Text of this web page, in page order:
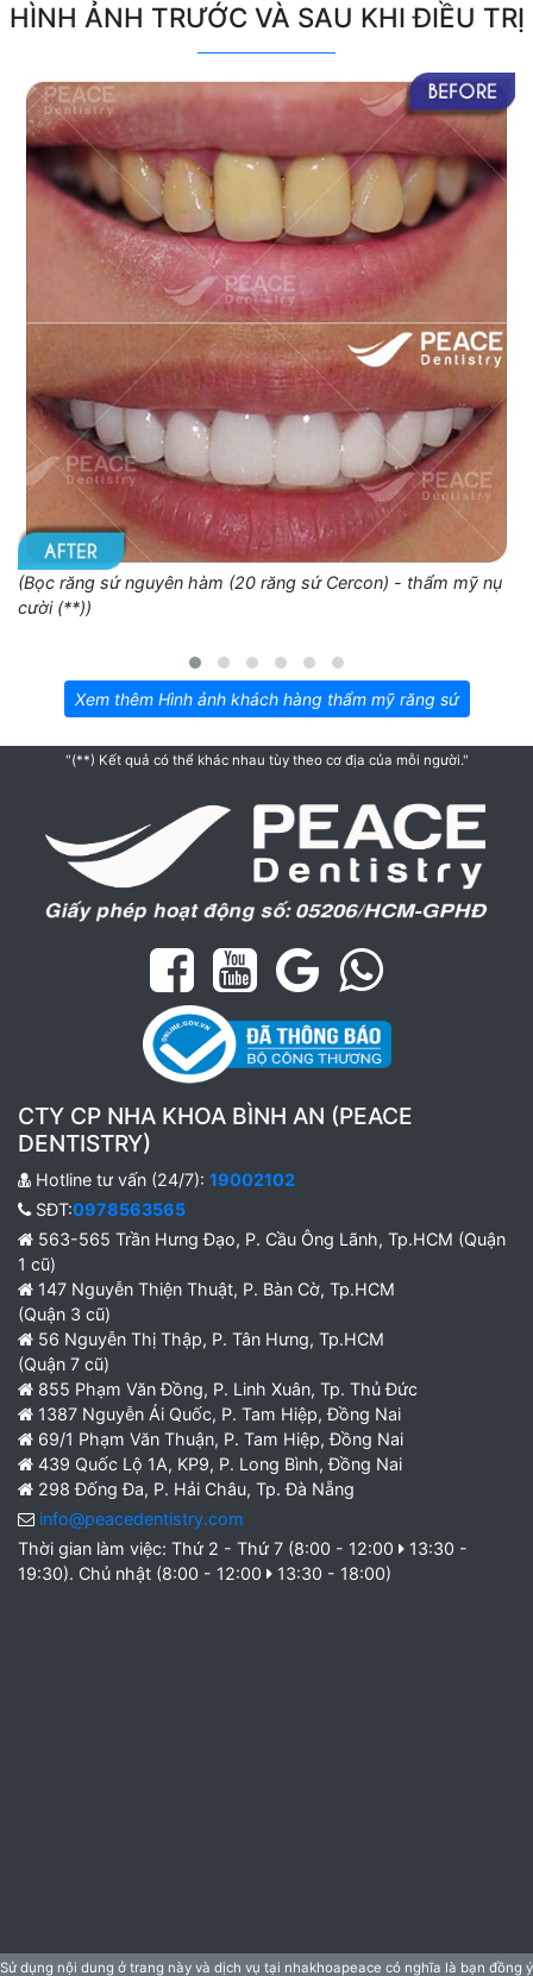
HÌNH ẢNH TRƯỚC VÀ SAU KHI ĐIỀU TRỊ
(Bọc răng sứ nguyên hàm (20 răng sứ Cercon) - thẩm mỹ nụ
cười (**))
Xem thêm Hình ảnh khách hàng thẩm mỹ răng sứ
"(**) Kết quả có thể khác nhau tùy theo cơ địa của mỗi người."
CTY CP NHA KHOA BÌNH AN (PEACE
DENTISTRY)
Hotline tư vấn (24/7): 19002102
SĐT:0978563565
563-565 Trần Hưng Đạo, P. Cầu Ông Lãnh, Tp.HCM (Quận
1 cũ)
147 Nguyễn Thiện Thuật, P. Bàn Cờ, Tp.HCM
(Quận 3 cũ)
56 Nguyễn Thị Thập, P. Tân Hưng, Tp.HCM
(Quận 7 cũ)
855 Phạm Văn Đồng, P. Linh Xuân, Tp. Thủ Đức
1387 Nguyễn Ái Quốc, P. Tam Hiệp, Đồng Nai
69/1 Phạm Văn Thuận, P. Tam Hiệp, Đồng Nai
439 Quốc Lộ 1A, KP9, P. Long Bình, Đồng Nai
298 Đống Đa, P. Hải Châu, Tp. Đà Nẵng
info@peacedentistry.com
Thời gian làm việc: Thứ 2 - Thứ 7 (8:00 - 12:00
13:30 -
19:30). Chủ nhật (8:00 - 12:00
13:30 - 18:00)
Sử dụng nội dung ở trang này và dịch vụ tại nhakhoapeace có nghĩa là bạn đồng ý